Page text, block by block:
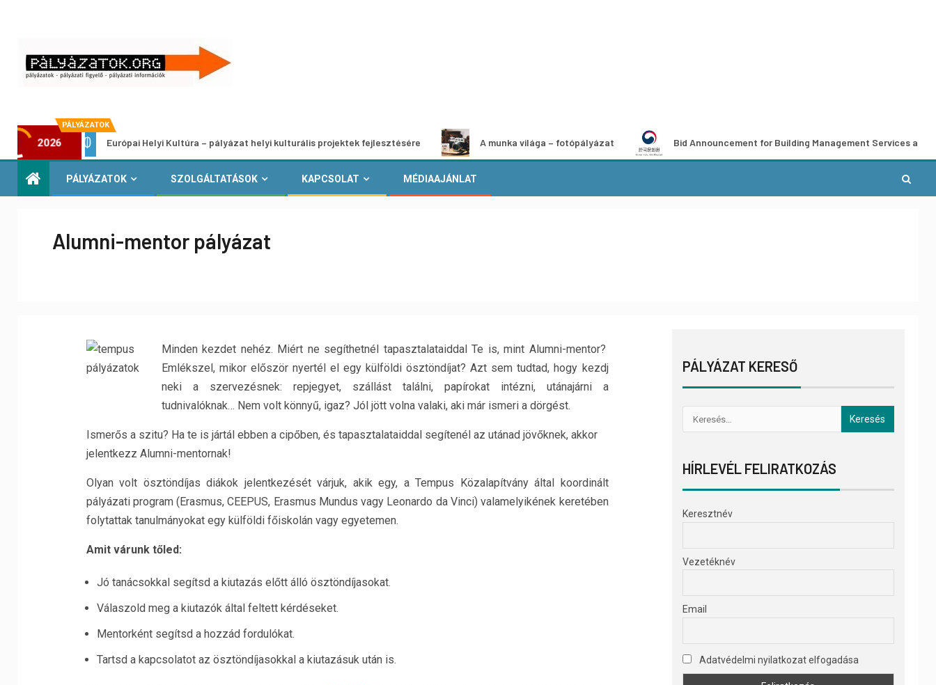
PÁLYÁZATOK
2026Európai Helyi Kultúra – pályázat helyi kulturális projektek fejlesztésére A munka világa – fotópályázat Bid Announcement for Building Management Services at the Korean
PÁLYÁZATOK SZOLGÁLTATÁSOK KAPCSOLAT MÉDIAAJÁNLAT
Alumni-mentor pályázat
Minden kezdet nehéz. Miért ne segíthetnél tapasztalataiddal Te is, mint Alumni-mentor?
Emlékszel, mikor először nyertél el egy külföldi ösztöndíjat? Azt sem tudtad, hogy kezdj
neki a szervezésnek: repjegyet, szállást találni, papírokat intézni, utánajárni a
tudnivalóknak… Nem volt könnyű, igaz? Jól jött volna valaki, aki már ismeri a dörgést.
Ismerős a szitu? Ha te is jártál ebben a cipőben, és tapasztalataiddal segítenél az utánad jövőknek, akkor
jelentkezz Alumni-mentornak!
Olyan volt ösztöndíjas diákok jelentkezését várjuk, akik egy, a Tempus Közalapítvány által koordinált
pályázati program (Erasmus, CEEPUS, Erasmus Mundus vagy Leonardo da Vinci) valamelyikének keretében
folytattak tanulmányokat egy külföldi főiskolán vagy egyetemen.
Amit várunk tőled:
Jó tanácsokkal segítsd a kiutazás előtt álló ösztöndíjasokat.
Válaszold meg a kiutazók által feltett kérdéseket.
Mentorként segítsd a hozzád fordulókat.
Tartsd a kapcsolatot az ösztöndíjasokkal a kiutazásuk után is.
PÁLYÁZAT KERESŐ
HÍRLEVÉL FELIRATKOZÁS
Keresztnév
Vezetéknév
Email
Adatvédelmi nyilatkozat elfogadása